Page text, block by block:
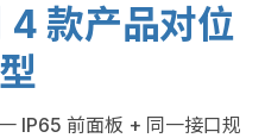
4 款产品对位
IP65 前面板 + 同一接口规